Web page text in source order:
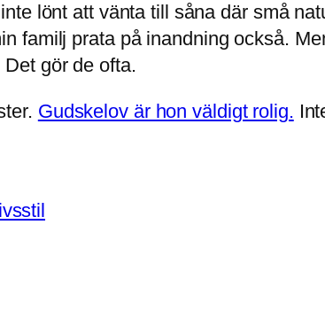
lönt att vänta till såna där små
familj prata på inandning också.
gör de ofta.
Gudskelov är hon väldigt rolig.